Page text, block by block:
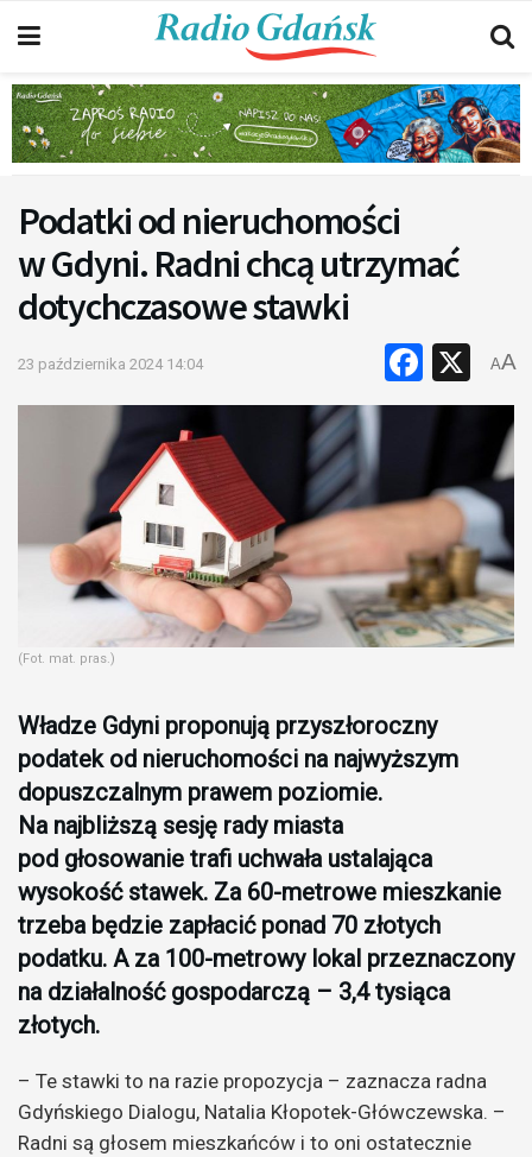
Podatki od nieruchomości
w Gdyni. Radni chcą utrzymać
dotychczasowe stawki
23 października 2024 14:04 X
AA
(Fot. mat. pras.)
Władze Gdyni proponują przyszłoroczny
podatek od nieruchomości na najwyższym
dopuszczalnym prawem poziomie.
Na najbliższą sesję rady miasta
pod głosowanie trafi uchwała ustalająca
wysokość stawek. Za 60-metrowe mieszkanie
trzeba będzie zapłacić ponad 70 złotych
podatku. A za 100-metrowy lokal przeznaczony
na działalność gospodarczą – 3,4 tysiąca
złotych.
– Te stawki to na razie propozycja – zaznacza radna
Gdyńskiego Dialogu, Natalia Kłopotek-Główczewska. –
Radni są głosem mieszkańców i to oni ostatecznie